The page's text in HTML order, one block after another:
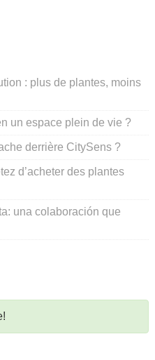
: plus de plantes, moins
un espace plein de vie ?
derrière CitySens ?
d’acheter des plantes
una colaboración que